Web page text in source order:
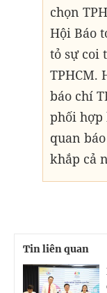
chọn
Hội Báo
tỏ sự coi
TPHCM.
báo chí
phối hợp
quan
khắp cả
Tin liên quan